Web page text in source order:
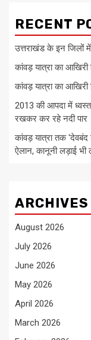
RECENT
उत्तराखंड के इन जिलों
कांवड़ यात्रा का
कांवड़ यात्रा का
2013 की आपदा में
रखकर कर रहे नदी पार
कांवड़ यात्रा तक ‘देवबंद
ऐलान, कानूनी लड़ाई भी
ARCHIVES
August 2026
July 2026
June 2026
May 2026
April 2026
March 2026